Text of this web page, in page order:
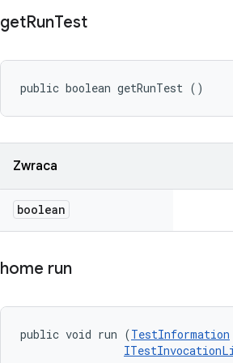
getRunTest
public boolean getRunTest ()
Zwraca
boolean
home run
public void run (TestInformation